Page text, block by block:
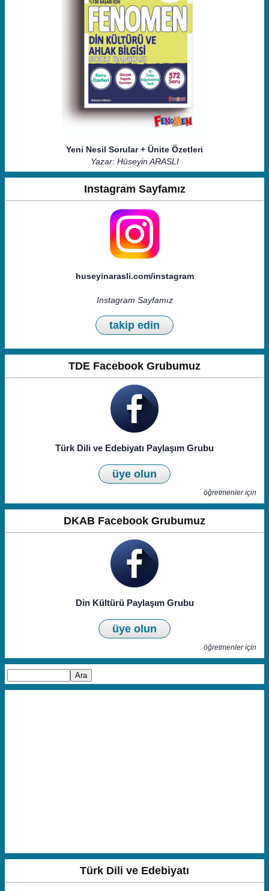
Yeni Nesil Sorular + Ünite Özetleri
Yazar: Hüseyin ARASLI
Instagram Sayfamız
huseyinarasli.com/instagram
Instagram Sayfamız
takip edin
TDE Facebook Grubumuz
Türk Dili ve Edebiyatı Paylaşım Grubu
üye olun
öğretmenler için
DKAB Facebook Grubumuz
Din Kültürü Paylaşım Grubu
üye olun
öğretmenler için
Türk Dili ve Edebiyatı